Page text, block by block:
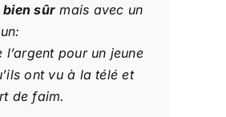
bien sûr mais avec un
l’argent pour un jeune
ont vu à la télé et
de faim.